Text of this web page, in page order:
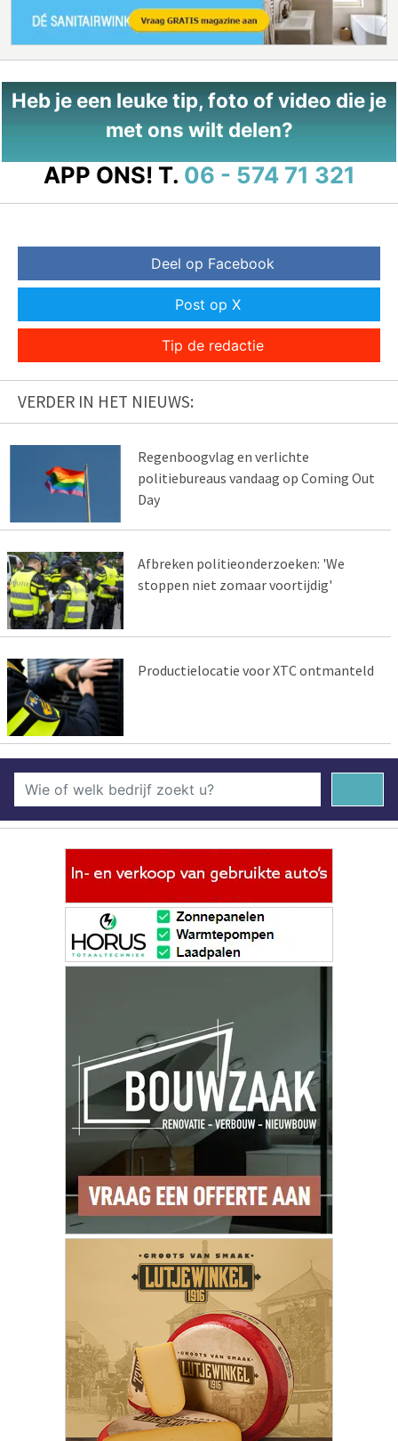
Heb je een leuke tip, foto of video die je
met ons wilt delen?
APP ONS! T. 06 - 574 71 321
Deel op Facebook
Post op X
Tip de redactie
VERDER IN HET NIEUWS:
Regenboogvlag en verlichte
politiebureaus vandaag op Coming Out
Day
Afbreken politieonderzoeken: 'We
stoppen niet zomaar voortijdig'
Productielocatie voor XTC ontmanteld